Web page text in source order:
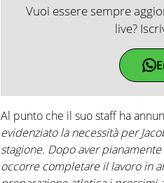
Vuoi essere sempre
live?
Al punto che il suo staff ha
evidenziato la necessità per
stagione. Dopo aver
occorre completare il lavoro in